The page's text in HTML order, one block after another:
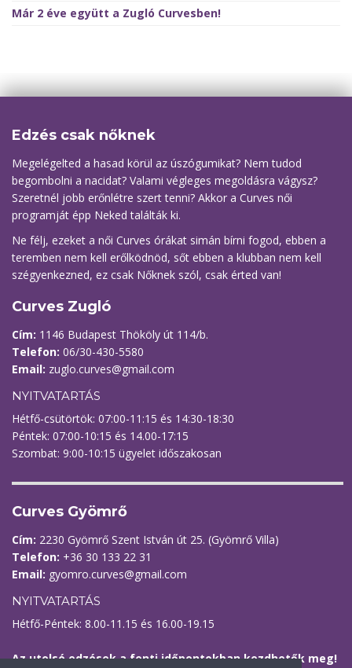
Már 2 éve együtt a Zugló Curvesben!
Edzés csak nőknek
Megelégelted a hasad körül az úszógumikat? Nem tudod
begombolni a nacidat? Valami végleges megoldásra vágysz?
Szeretnél jobb erőnlétre szert tenni? Akkor a Curves női
programját épp Neked találták ki.
Ne félj, ezeket a női Curves órákat simán bírni fogod, ebben a
teremben nem kell erőlködnöd, sőt ebben a klubban nem kell
szégyenkezned, ez csak Nőknek szól, csak érted van!
Curves Zugló
Cím: 1146 Budapest Thököly út 114/b.
Telefon: 06/30-430-5580
Email: zuglo.curves@gmail.com
NYITVATARTÁS
Hétfő-csütörtök: 07:00-11:15 és 14:30-18:30
Péntek: 07:00-10:15 és 14.00-17:15
Szombat: 9:00-10:15 ügyelet időszakosan
Curves Gyömrő
Cím: 2230 Gyömrő Szent István út 25. (Gyömrő Villa)
Telefon: +36 30 133 22 31
Email: gyomro.curves@gmail.com
NYITVATARTÁS
Hétfő-Péntek: 8.00-11.15 és 16.00-19.15
Az utolsó edzések a fenti időpontokban kezdhetők meg!